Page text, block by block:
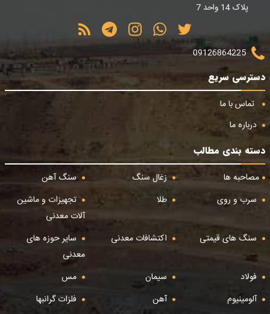
پلاک 14 واحد 7
09126864225
دسترسی سریع
تماس با ما
درباره ما
دسته بندی مطالب
مصاحبه ها
زغال سنگ
سنگ آهن
سرب و روی
طلا
تجهیزات و ماشین
آلات معدنی
سنگ های قیمتی
اکتشافات معدنی
سایر حوزه های
معدنی
فولاد
سیمان
مس
آلومینیوم
آهن فلزات گرانبها